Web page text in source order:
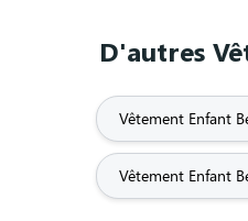
D'autres
Vêtement Enfant
Vêtement Enfant